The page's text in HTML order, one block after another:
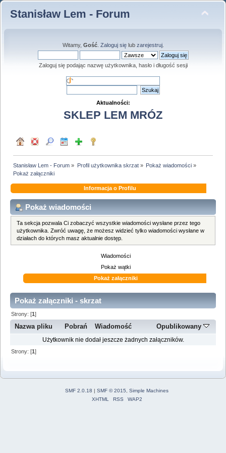
Stanisław Lem - Forum
Witamy, Gość. Zaloguj sięlub zarejestruj.
Zaloguj się podając nazwę użytkownika, hasło i długość sesji
Aktualności:
SKLEP LEM MRÓZ
Stanisław Lem - Forum » Profil użytkownika skrzat» Pokaż wiadomości»
Pokaż załączniki
Informacja o Profilu
Pokaż wiadomości
Ta sekcja pozwala Ci zobaczyć wszystkie wiadomości wysłane przez tego
użytkownika. Zwróć uwagę, że możesz widzieć tylko wiadomości wysłane w
działach do których masz aktualnie dostęp.
Wiadomości
Pokaż wątki
Pokaż załączniki
Pokaż załączniki - skrzat
Strony: [1]
Nazwa pliku Pobrań Wiadomość Opublikowany
Użytkownik nie dodał jeszcze żadnych załączników.
Strony: [1]
SMF 2.0.18 | SMF © 2015
Simple Machines
XHTML
RSS WAP2